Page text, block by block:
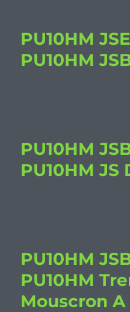
PU10HM
PU10HM
PU10HM
PU10HM
PU10HM
PU10HM
Mouscron A